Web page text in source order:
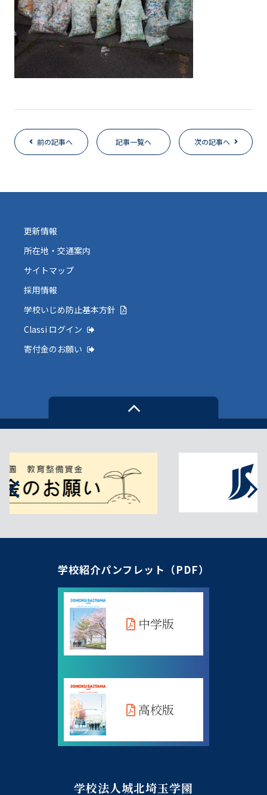
前の記事へ 記事一覧へ 次の記事へ
更新情報
所在地・交通案内
サイトマップ
採用情報
学校いじめ防止基本方針
Classi ログイン
寄付金のお願い
学校法人城北埼玉学園
学校紹介パンフレット（PDF）
中学版
高校版